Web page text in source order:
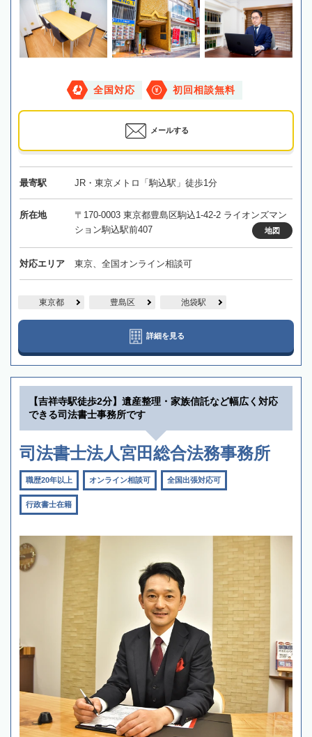
全国対応 初回相談無料
メールする
最寄駅 JR・東京メトロ「駒込駅」徒歩1分
所在地
〒170-0003 東京都豊島区駒込1-42-2 ライオンズマン
ション駒込駅前407
地図
対応エリア 東京、全国オンライン相談可
東京都 豊島区 池袋駅
詳細を見る
【吉祥寺駅徒歩2分】遺産整理・家族信託など幅広く対応
できる司法書士事務所です
司法書士法人宮田総合法務事務所
職歴20年以上 オンライン相談可 全国出張対応可
行政書士在籍